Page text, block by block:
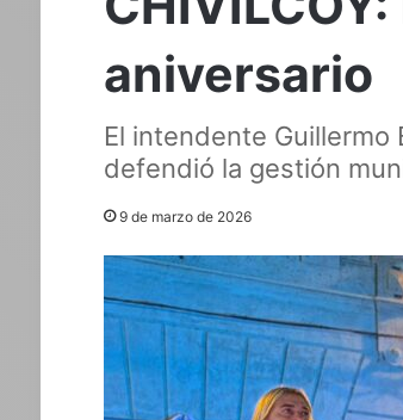
aniversario
El intendente
defendió la gestión
9 de marzo de 2026